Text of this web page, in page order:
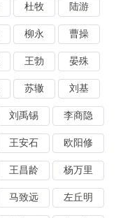
杜牧 陆游
柳永 曹操
王勃 晏殊
苏辙 刘基
刘禹锡 李商隐
王安石 欧阳修
王昌龄 杨万里
马致远 左丘明